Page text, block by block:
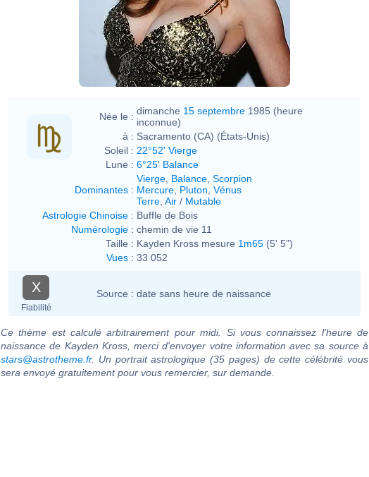
Née le : dimanche 15 septembre 1985 (heure
inconnue)
à : Sacramento (CA) (États-Unis)
Soleil : 22°52' Vierge
Lune : 6°25' Balance
Dominantes :
Vierge Balance Scorpion
Mercure Pluton Vénus
Terre Air / Mutable
Astrologie Chinoise : Buffle de Bois
Numérologie : chemin de vie 11
Taille : Kayden Kross mesure 1m65 (5' 5")
Vues : 33 052
X
Fiabilité
Source : date sans heure de naissance
Ce thème est calculé arbitrairement pour midi. Si vous connaissez l'heure de
naissance de Kayden Kross, merci d'envoyer votre information avec sa source à
stars@astrotheme.fr. Un portrait astrologique (35 pages) de cette célébrité vous
sera envoyé gratuitement pour vous remercier, sur demande.